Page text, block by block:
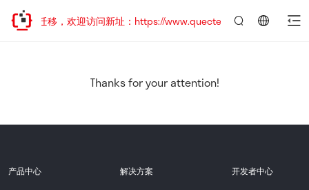
地址已迁移，欢迎访问新址：https://www.quectel.com.cn
Thanks for your attention!
产品中心 解决方案 开发者中心